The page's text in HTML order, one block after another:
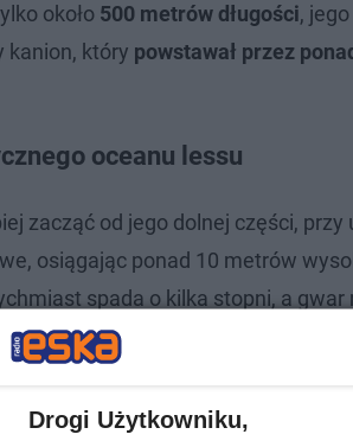
około 500 metrów długości,
kanion, który powstawał przez
oceanu lessu
zacząć od jego dolnej części,
osiągając ponad 10 metrów
spada o kilka stopni, a
Drogi Użytkowniku,